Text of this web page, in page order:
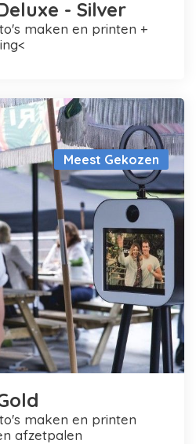
- Silver
Meest Gekozen
afzetpalen